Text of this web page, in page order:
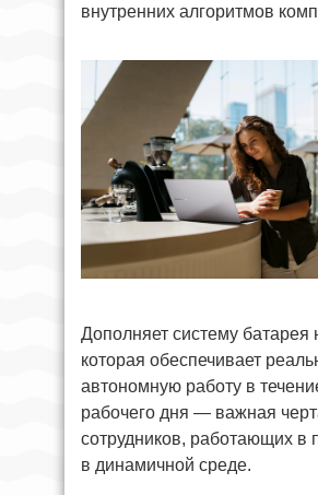
внутренних алгоритмов
Дополняет систему батарея
которая обеспечивает
автономную работу в
рабочего дня — важная
сотрудников, работающих в
в динамичной среде.